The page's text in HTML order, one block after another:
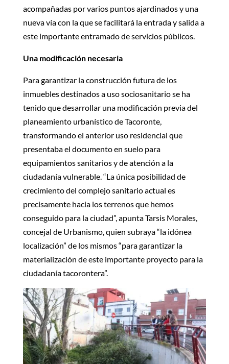
acompañadas por varios puntos ajardinados y una
nueva vía con la que se facilitará la entrada y salida a
este importante entramado de servicios públicos.
Una modificación necesaria
Para garantizar la construcción futura de los
inmuebles destinados a uso sociosanitario se ha
tenido que desarrollar una modificación previa del
planeamiento urbanístico de Tacoronte,
transformando el anterior uso residencial que
presentaba el documento en suelo para
equipamientos sanitarios y de atención a la
ciudadanía vulnerable. “La única posibilidad de
crecimiento del complejo sanitario actual es
precisamente hacia los terrenos que hemos
conseguido para la ciudad”, apunta Tarsis Morales,
concejal de Urbanismo, quien subraya “la idónea
localización” de los mismos “para garantizar la
materialización de este importante proyecto para la
ciudadanía tacorontera”.